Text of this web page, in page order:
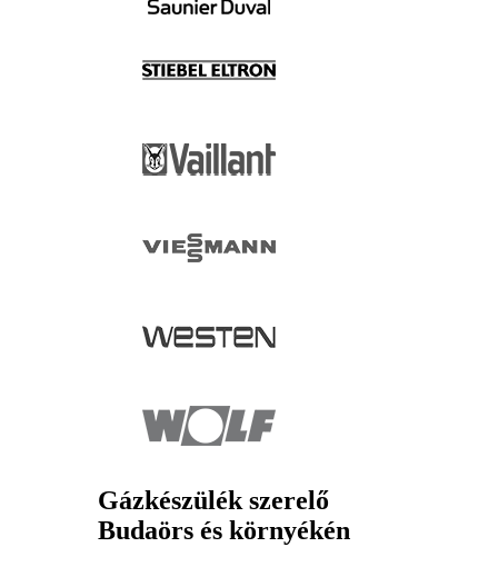
Gázkészülék szerelő
Budaörs és környékén